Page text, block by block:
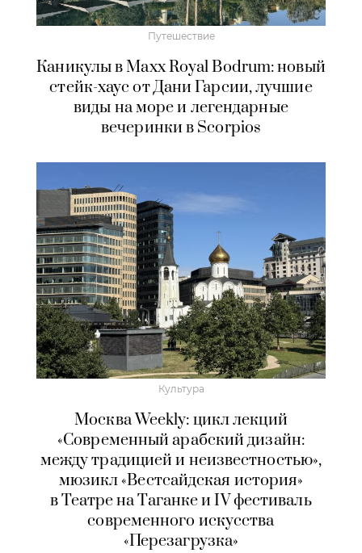
Путешествие
Каникулы в Maxx Royal Bodrum: новый
стейк-хаус от Дани Гарсии, лучшие
виды на море и легендарные
вечеринки в Scorpios
Культура
Москва Weekly: цикл лекций
«Современный арабский дизайн:
между традицией и неизвестностью»,
мюзикл «Вестсайдская история»
в Театре на Таганке и IV фестиваль
современного искусства
«Перезагрузка»